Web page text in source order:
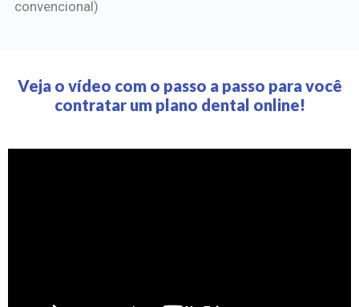
convencional)
Veja o vídeo com o passo a passo para você
contratar um plano dental online!